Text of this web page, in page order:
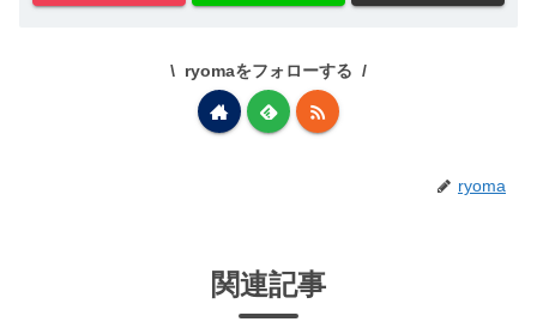
ryomaをフォローする
ryoma
関連記事